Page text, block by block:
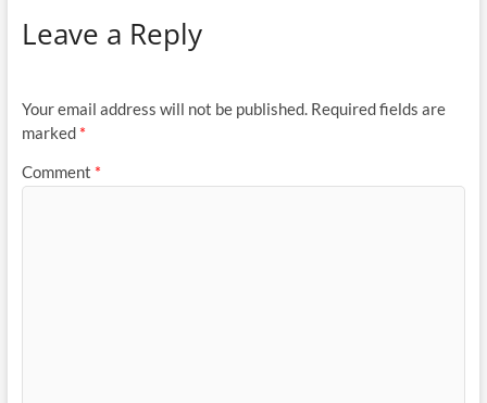
Leave a Reply
Your email address will not be published. Required fields are
marked *
Comment *